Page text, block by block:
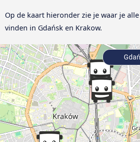
Op de kaart hieronder zie je waar je
vinden in Gdańsk en Krakow.